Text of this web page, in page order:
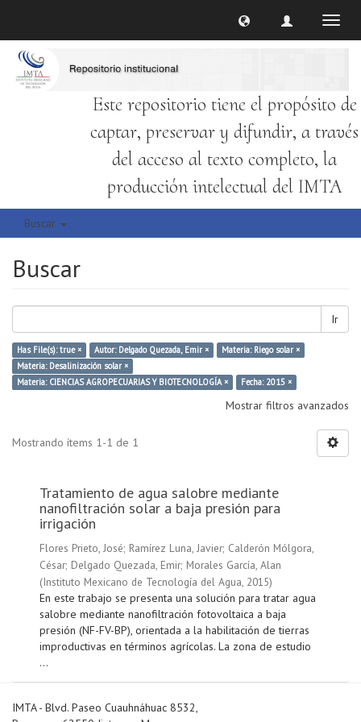
Este repositorio tiene el propósito de
captar, preservar y difundir, a través
del acceso al texto completo, la
producción intelectual del IMTA
Buscar
Buscar
Ir
Has File(s): true × Autor: Delgado Quezada, Emir ×
Materia: Riego solar ×
Materia: Desalinización solar ×
Materia: CIENCIAS AGROPECUARIAS Y BIOTECNOLOGÍA ×
Fecha: 2015 ×
Mostrar filtros avanzados
Mostrando ítems 1-1 de 1
Tratamiento de agua salobre mediante
nanofiltración solar a baja presión para
irrigación
Flores Prieto, José; Ramírez Luna, Javier; Calderón Mólgora,
César; Delgado Quezada, Emir; Morales García, Alan
(Instituto Mexicano de Tecnología del Agua, 2015)
En este trabajo se presenta una solución para tratar agua
salobre mediante nanofiltración fotovoltaica a baja
presión (NF-FV-BP), orientada a la habilitación de tierras
improductivas en términos agrícolas. La zona de estudio
...
IMTA - Blvd. Paseo Cuauhnáhuac 8532,